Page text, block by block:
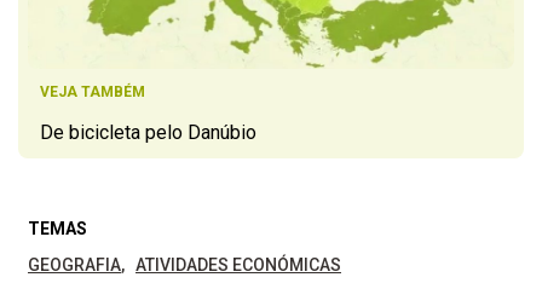
VEJA TAMBÉM
De bicicleta pelo Danúbio
TEMAS
GEOGRAFIA
ATIVIDADES ECONÓMICAS